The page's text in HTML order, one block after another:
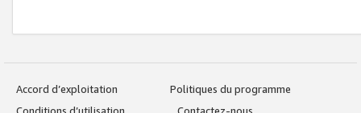
Accord d’exploitation
Politiques du programme
Conditions d’utilisation
Contactez-nous